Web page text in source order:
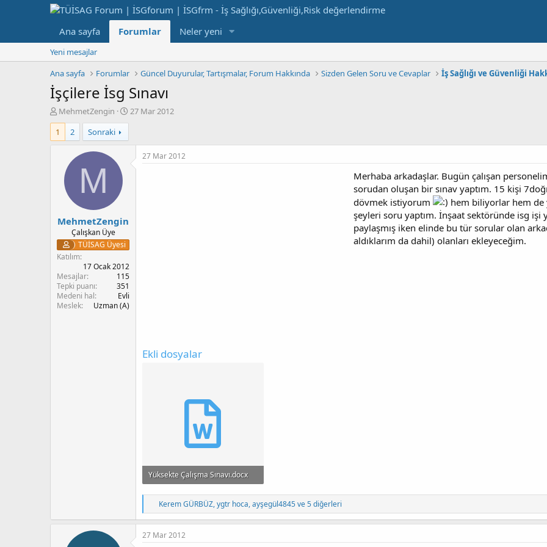
Ana sayfa Forumlar Neler yeni
Yeni mesajlar
Ana sayfa
Forumlar Güncel Duyurular, Tartışmalar, Forum Hakkında Sizden Gelen Soru ve Cevaplar İş Sağlığı ve Güvenliği
İşçilere İsg Sınavı
K
o
n
b
l
t
a
MehmetZengin
B
27 Mar 2012
1
2 Sonraki
M
MehmetZengin
Çalışkan Üye
TÜİSAG Üyesi
Katılım
17 Ocak 2012
Mesajlar
115
Tepki puanı
351
Medeni hal
Evli
Meslek
Uzman (A)
27 Mar 2012
Merhaba arkadaşlar. Bugün çalışan
sorudan oluşan bir sınav yaptım. 15 kişi
dövmek istiyorum
hem biliyorlar hem de
şeyleri soru yaptım. İnşaat sektöründe isg işi
paylaşmış iken elinde bu tür sorular olan
aldıklarım da dahil) olanları ekleyeceğim.
Ekli dosyalar
Yüksekte Çalışma Sınavı.docx
18.8 KB · Görüntüleme: 1,432
T
e
p
k
Kerem GÜRBÜZ,ygtr hoca,ayşegül4845ve 5 diğerleri
27 Mar 2012